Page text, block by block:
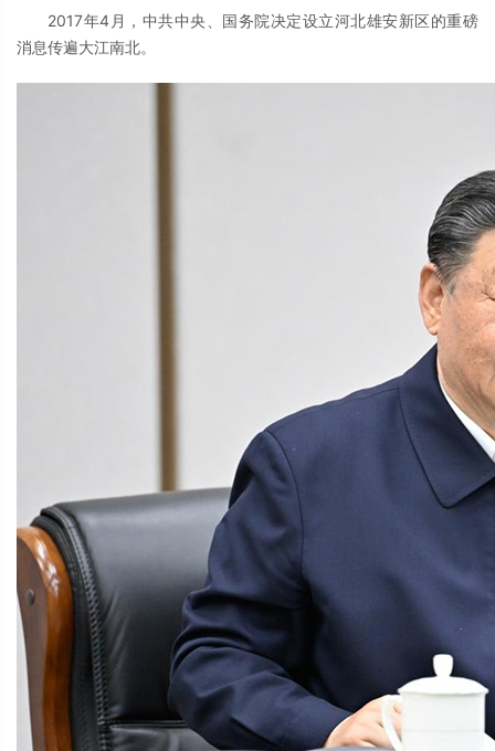
2017年4月，中共中央、国务院决定设立河北雄安新区的重磅
消息传遍大江南北。